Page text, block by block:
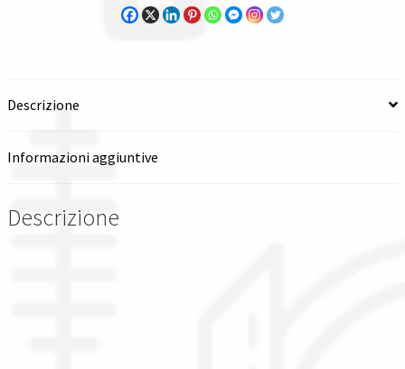
Descrizione
Informazioni aggiuntive
Descrizione